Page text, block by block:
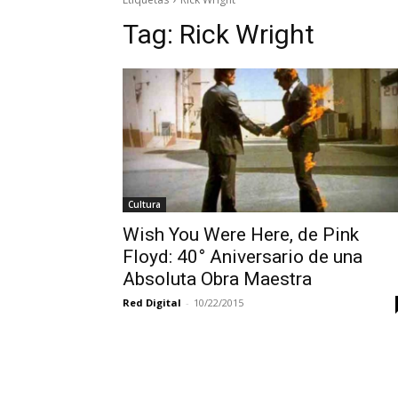
Tag: Rick Wright
Cultura
Wish You Were Here, de Pink
Floyd: 40° Aniversario de una
Absoluta Obra Maestra
Red Digital - 10/22/2015